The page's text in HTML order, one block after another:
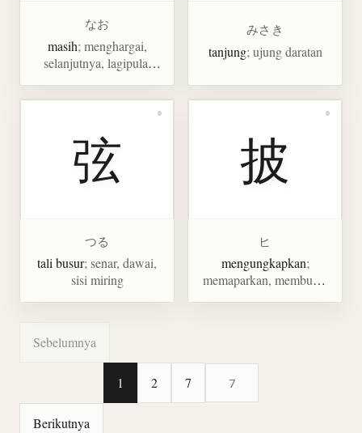
なお
masih; menghargai,
selanjutnya, lagipula,
みさき
tanjung; ujung daratan
弦
つる
tali busur; senar, dawai,
sisi miring
披
ヒ
mengungkapkan;
memaparkan, membuka,
Sebelumnya
1 2 7
Loncat ke halaman tertentu
Berikutnya